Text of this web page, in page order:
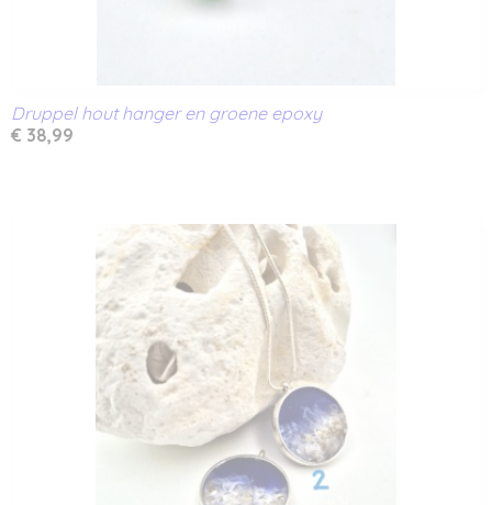
Druppel hout hanger en groene epoxy
€ 38,99